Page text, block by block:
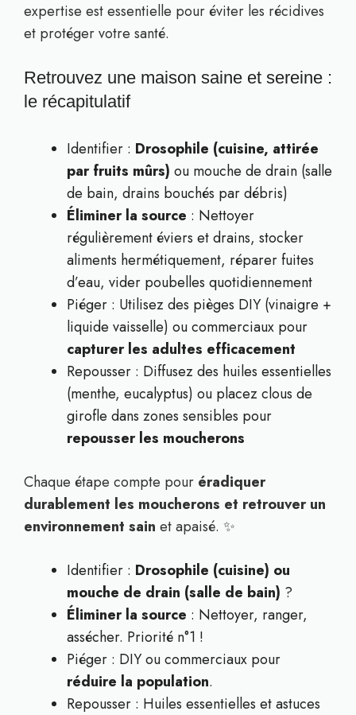
expertise est essentielle pour éviter les récidives
et protéger votre santé.
Retrouvez une maison saine et sereine :
le récapitulatif
Identifier : Drosophile (cuisine, attirée
par fruits mûrs) ou mouche de drain (salle
de bain, drains bouchés par débris)
Éliminer la source : Nettoyer
régulièrement éviers et drains, stocker
aliments hermétiquement, réparer fuites
d’eau, vider poubelles quotidiennement
Piéger : Utilisez des pièges DIY (vinaigre +
liquide vaisselle) ou commerciaux pour
capturer les adultes efficacement
Repousser : Diffusez des huiles essentielles
(menthe, eucalyptus) ou placez clous de
girofle dans zones sensibles pour
repousser les moucherons
Chaque étape compte pour éradiquer
durablement les moucherons et retrouver un
environnement sain et apaisé. ✨
Identifier : Drosophile (cuisine) ou
mouche de drain (salle de bain) ?
Éliminer la source : Nettoyer, ranger,
assécher. Priorité n°1 !
Piéger : DIY ou commerciaux pour
réduire la population.
Repousser : Huiles essentielles et astuces